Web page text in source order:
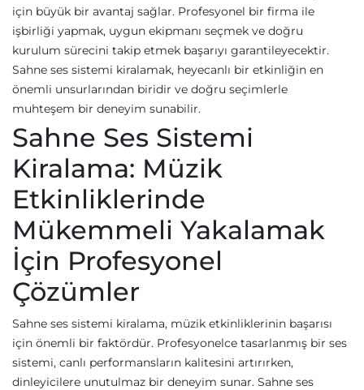
için büyük bir avantaj sağlar. Profesyonel bir firma ile
işbirliği yapmak, uygun ekipmanı seçmek ve doğru
kurulum sürecini takip etmek başarıyı garantileyecektir.
Sahne ses sistemi kiralamak, heyecanlı bir etkinliğin en
önemli unsurlarından biridir ve doğru seçimlerle
muhteşem bir deneyim sunabilir.
Sahne Ses Sistemi
Kiralama: Müzik
Etkinliklerinde
Mükemmeli Yakalamak
İçin Profesyonel
Çözümler
Sahne ses sistemi kiralama, müzik etkinliklerinin başarısı
için önemli bir faktördür. Profesyonelce tasarlanmış bir ses
sistemi, canlı performansların kalitesini artırırken,
dinleyicilere unutulmaz bir deneyim sunar. Sahne ses